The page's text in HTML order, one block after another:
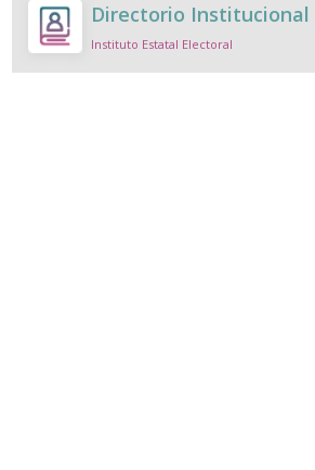
Directorio Institucional
Instituto Estatal Electoral